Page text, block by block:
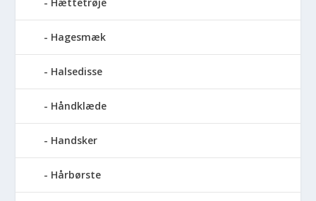
Hagesmæk
Halsedisse
Håndklæde
Handsker
Hårbørste